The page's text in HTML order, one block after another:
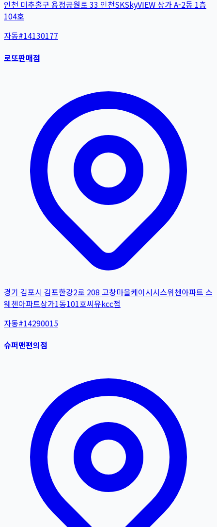
인천 미추홀구 용정공원로 33 인천SKSkyVIEW 상가 A-2동 1층
104호
자동#14130177
로또판매점
경기 김포시 김포한강2로 208 고창마을케이시시스위첸아파트 스
웨첸아파트상가1동101호씨유kcc점
자동#14290015
슈퍼맨편의점